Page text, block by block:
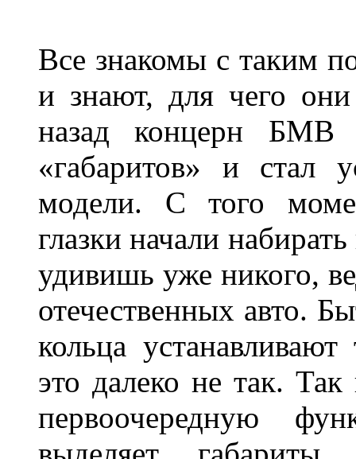
Все знакомы с таким
и знают, для чего
назад концерн БМВ
«габаритов» и стал
модели. С того
глазки начали
удивишь уже никого,
отечественных авто.
кольца
это далеко не так. Так
первоочередную